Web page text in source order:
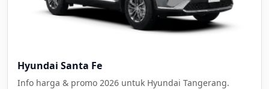
Hyundai Santa Fe
Info harga & promo 2026 untuk Hyundai Tangerang.